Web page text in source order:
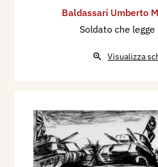
Baldassari Umberto
Soldato che legge
Visualizza